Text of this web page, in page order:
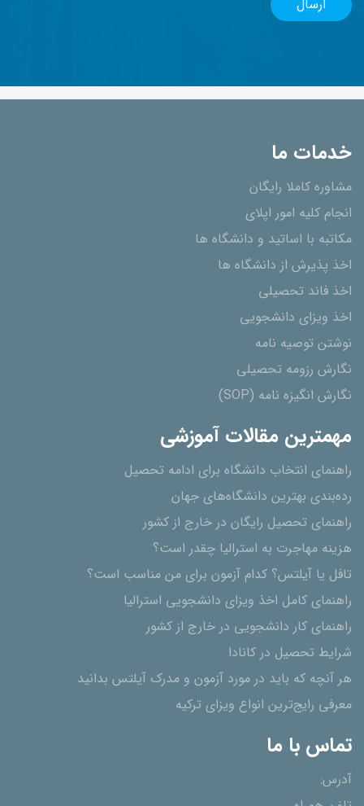
خدمات ما
مشاوره کاملا رایگان
انجام کلیه امور اپلای
مکاتبه با اساتید و دانشگاه ها
اخذ پذیرش از دانشگاه ھا
اخذ فاند تحصیلی
اخذ ویزای دانشجویی
نوشتن توصیه نامه
نگارش رزومه تحصیلی
نگارش انگیزه نامه (SOP)
مهمترین مقالات آموزشی
راهنمای انتخاب دانشگاه برای ادامه تحصیل
رده‌بندی بهترین دانشگاه‌های جهان
راهنمای تحصیل رایگان در خارج از کشور
هزینه مهاجرت به استرالیا چقدر است؟
تافل یا آیلتس؟ کدام آزمون برای من مناسب است؟
راهنمای کامل اخذ ویزای دانشجویی استرالیا
راهنمای کار دانشجویی در خارج از کشور
شرایط تحصیل در کانادا
هر آنچه که باید در مورد آزمون و مدرک آیلتس بدانید
معرفی رایج‌ترین انواع ویزای ترکیه
تماس با ما
آدرس: